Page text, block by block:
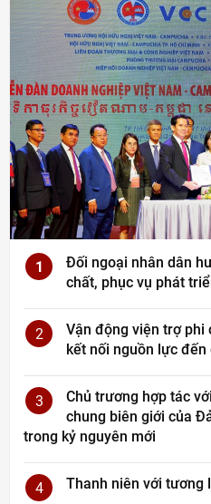
1
Đối ngoại nhân dân
chất, phục vụ phát
2
Vận động viện trợ phi
kết nối nguồn lực
3
Chủ trương hợp tác
chung biên giới của
trong kỷ nguyên mới
4 Thanh niên với tương